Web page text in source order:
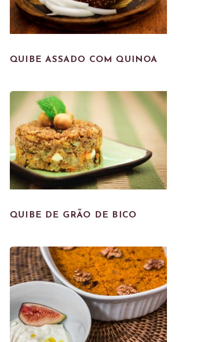
QUIBE ASSADO COM QUINOA
QUIBE DE GRÃO DE BICO